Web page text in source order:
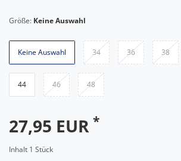
Größe: Keine Auswahl
Keine Auswahl 34 36 38
44 46 48
27,95 EUR *
Inhalt 1 Stück